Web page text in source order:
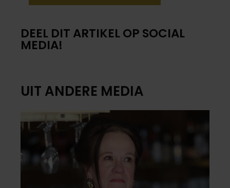
DEEL DIT ARTIKEL OP SOCIAL
MEDIA!
UIT ANDERE MEDIA